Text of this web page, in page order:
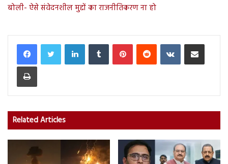
बोली- ऐसे संवेदनशील मुद्दों का राजनीतिकरण ना हो
LinkedInTumblr PinterestReddit VKontakteShare via Email
Print
Related Articles